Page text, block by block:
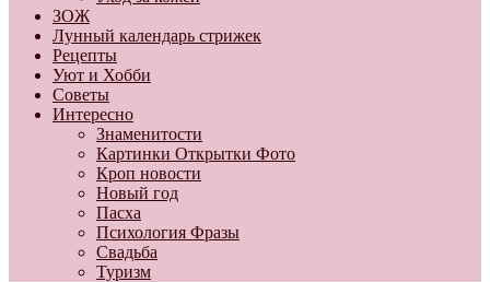
ЗОЖ
Лунный календарь стрижек
Рецепты
Уют и Хобби
Советы
Интересно
Знаменитости
Картинки Открытки Фото
Кроп новости
Новый год
Пасха
Психология Фразы
Свадьба
Туризм